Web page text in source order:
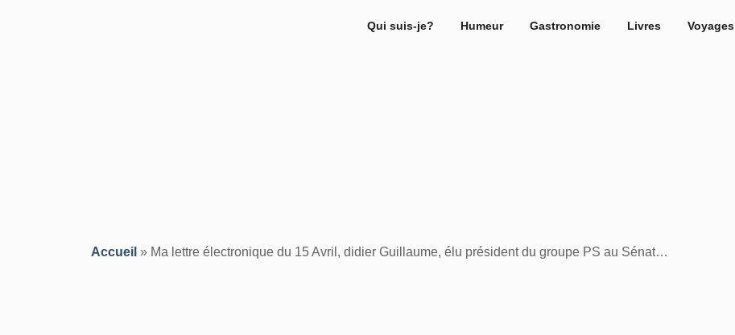
Qui suis-je? Humeur Gastronomie Livres Voyages
Accueil » Ma lettre électronique du 15 Avril, didier Guillaume, élu président du groupe PS au Sénat…